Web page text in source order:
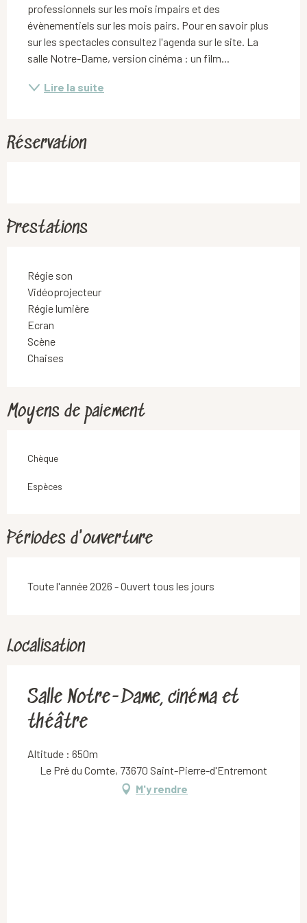
professionnels sur les mois impairs et des
évènementiels sur les mois pairs. Pour en savoir plus
sur les spectacles consultez l'agenda sur le site. La
salle Notre-Dame, version cinéma : un film...
Lire la suite
Réservation
Prestations
Régie son
Vidéoprojecteur
Régie lumière
Ecran
Scène
Chaises
Moyens de paiement
Chèque
Espèces
Périodes d'ouverture
Toute l'année 2026 - Ouvert tous les jours
Localisation
Salle Notre-Dame, cinéma et
théâtre
Altitude : 650m
Le Pré du Comte, 73670 Saint-Pierre-d'Entremont
M'y rendre